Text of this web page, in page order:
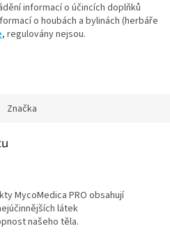
informací o účincích doplňků
o houbách a bylinách (herbáře
, regulovány nejsou.
Značka
MycoMedica PRO obsahují
látek
našeho těla.